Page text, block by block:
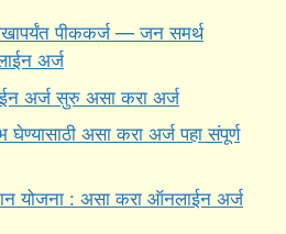
पीककर्ज — जन समर्थ
अर्ज
अर्ज सुरु असा करा अर्ज
असा करा अर्ज पहा संपूर्ण
योजना : असा करा ऑनलाईन अर्ज